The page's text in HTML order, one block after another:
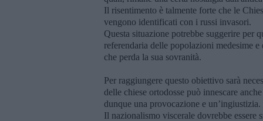
Il risentimento è talmente forte che le
vengono identificati con i russi invasori.
Questa situazione potrebbe suggerire per
referendaria delle popolazioni medesime
che perda la sua sovranità.
Per raggiungere questo obiettivo sarà
delle chiese ortodosse può innescare
dunque una provocazione e un’ingiustizia.
Il nazionalismo viscerale dovrebbe